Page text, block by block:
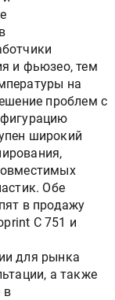
и фьюзео, тем
на
проблем с
широкий
Обе
в продажу
C 751 и
для рынка
а также
в